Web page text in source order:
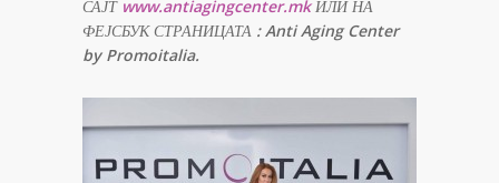
САЈТ www.antiagingcenter.mk ИЛИ НА
ФЕЈСБУК СТРАНИЦАТА : Anti Aging Center
by Promoitalia.